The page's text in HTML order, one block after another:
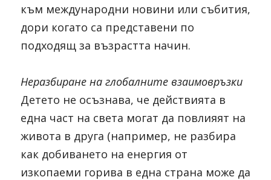
към международни новини или събития,
дори когато са представени по
подходящ за възрастта начин.
Неразбиране на глобалните взаимовръзки
Детето не осъзнава, че действията в
една част на света могат да повлияят на
живота в друга (например, не разбира
как добиването на енергия от
изкопаеми горива в една страна може да